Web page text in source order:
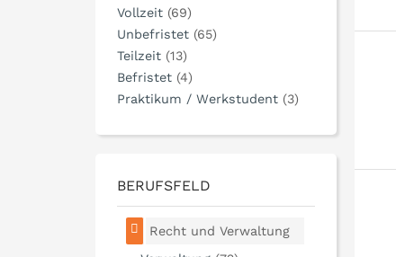
Vollzeit (69)
Unbefristet (65)
Teilzeit (13)
Befristet (4)
Praktikum / Werkstudent (3)
BERUFSFELD
Recht und Verwaltung